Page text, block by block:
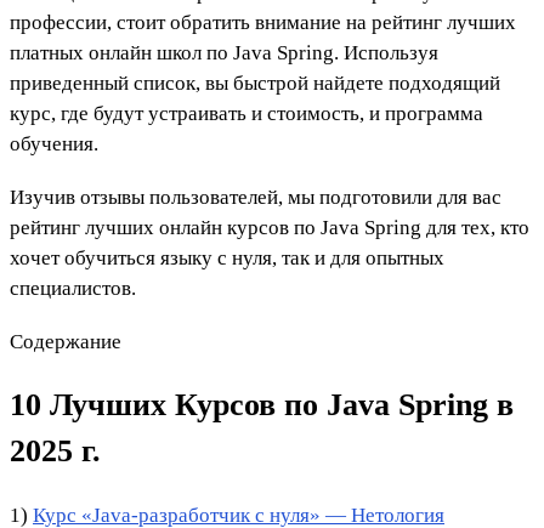
профессии, стоит обратить внимание на рейтинг лучших
платных онлайн школ по Java Spring. Используя
приведенный список, вы быстрой найдете подходящий
курс, где будут устраивать и стоимость, и программа
обучения.
Изучив отзывы пользователей, мы подготовили для вас
рейтинг лучших онлайн курсов по Java Spring для тех, кто
хочет обучиться языку с нуля, так и для опытных
специалистов.
Содержание
10 Лучших Курсов по Java Spring в
2025 г.
1) Курс «Java-разработчик с нуля» — Нетология